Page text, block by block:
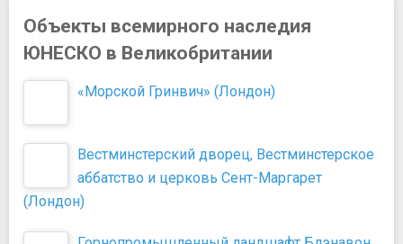
Объекты всемирного наследия
ЮНЕСКО в Великобритании
«Морской Гринвич» (Лондон)
Вестминстерский дворец, Вестминстерское
аббатство и церковь Cент-Маргарет
(Лондон)